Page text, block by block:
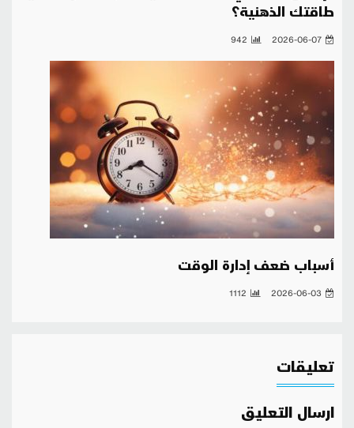
طاقتك الذهنية؟
2026-06-07
942
أسباب ضعف إدارة الوقت
2026-06-03
1112
تعليقات
ارسال التعليق